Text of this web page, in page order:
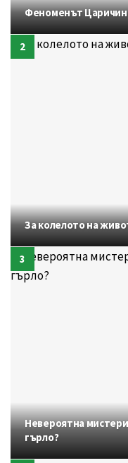
Феноменът
За колелото на
Невероятна
гърло?